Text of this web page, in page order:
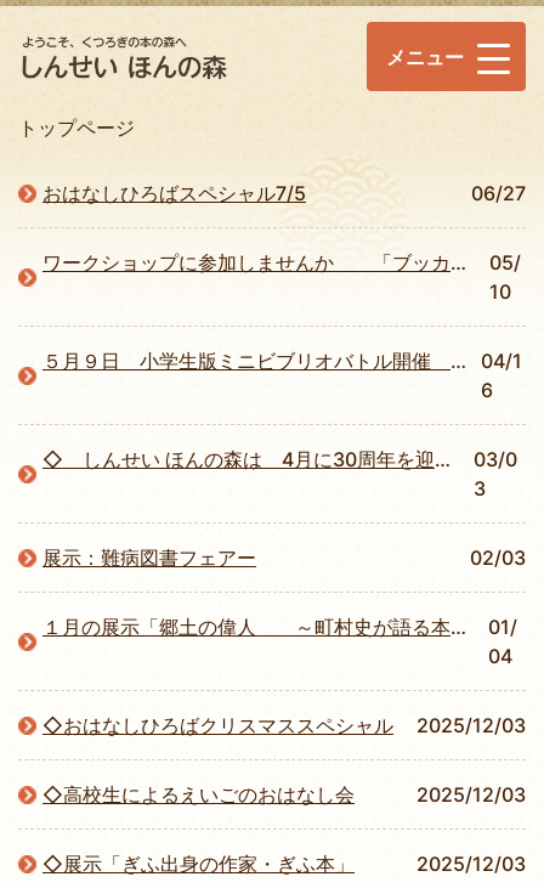
メニュー
トップページ
おはなしひろばスペシャル7/5 06/27
ワークショップに参加しませんか 「ブッカー体験」５月23日と30日
05/
10
５月９日 小学生版ミニビブリオバトル開催 参加者募集
04/1
6
◇ しんせい ほんの森は 4月に30周年を迎えます
03/0
3
展示：難病図書フェアー 02/03
１月の展示「郷土の偉人 ～町村史が語る本巣の偉人 学問編～」
01/
04
◇おはなしひろばクリスマススペシャル 2025/12/03
◇高校生によるえいごのおはなし会 2025/12/03
◇展示「ぎふ出身の作家・ぎふ本」 2025/12/03